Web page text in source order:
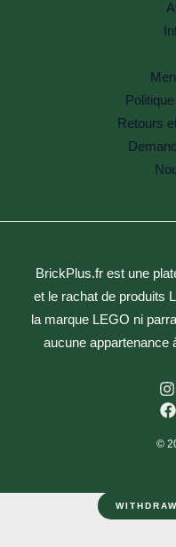
Retours
BrickPlus.fr est une
et le rachat de produits
la marque LEGO ni
aucune appartenance
©